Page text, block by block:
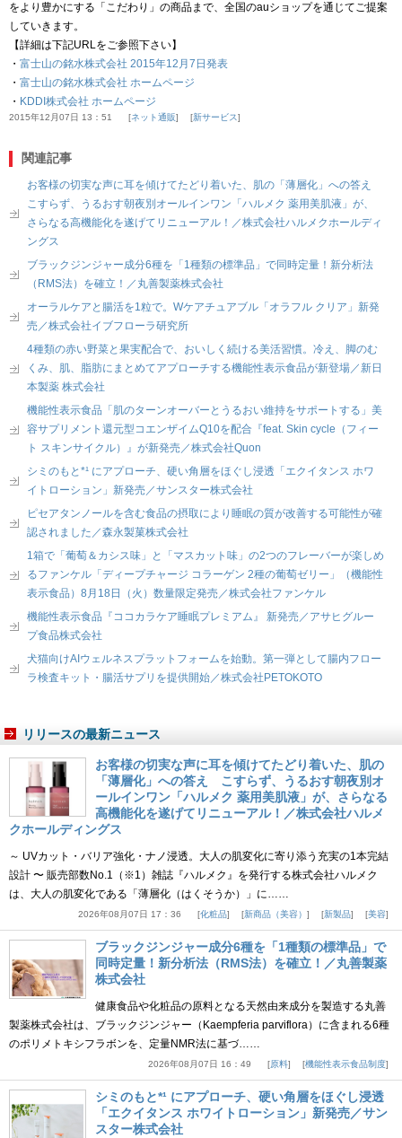
をより豊かにする「こだわり」の商品まで、全国のauショップを通じてご提案
していきます。
【詳細は下記URLをご参照下さい】
・ 富士山の銘水株式会社 2015年12月7日発表
・ 富士山の銘水株式会社 ホームページ
・ KDDI株式会社 ホームページ
2015年12月07日 13：51 ネット通販 新サービス
関連記事
お客様の切実な声に耳を傾けてたどり着いた、肌の「薄層化」への答え
こすらず、うるおす朝夜別オールインワン「ハルメク 薬用美肌液」が、
さらなる高機能化を遂げてリニューアル！／株式会社ハルメクホールディ
ングス
ブラックジンジャー成分6種を「1種類の標準品」で同時定量！新分析法
（RMS法）を確立！／丸善製薬株式会社
オーラルケアと腸活を1粒で。Wケアチュアブル「オラフル クリア」新発
売／株式会社イブフローラ研究所
4種類の赤い野菜と果実配合で、おいしく続ける美活習慣。冷え、脚のむ
くみ、肌、脂肪にまとめてアプローチする機能性表示食品が新登場／新日
本製薬 株式会社
機能性表示食品「肌のターンオーバーとうるおい維持をサポートする」美
容サプリメント還元型コエンザイムQ10を配合『feat. Skin cycle（フィー
ト スキンサイクル）』が新発売／株式会社Quon
シミのもと*¹ にアプローチ、硬い角層をほぐし浸透「エクイタンス ホワ
イトローション」新発売／サンスター株式会社
ピセアタンノールを含む食品の摂取により睡眠の質が改善する可能性が確
認されました／森永製菓株式会社
1箱で「葡萄＆カシス味」と「マスカット味」の2つのフレーバーが楽しめ
るファンケル「ディープチャージ コラーゲン 2種の葡萄ゼリー」（機能性
表示食品）8月18日（火）数量限定発売／株式会社ファンケル
機能性表示食品『ココカラケア睡眠プレミアム』 新発売／アサヒグルー
プ食品株式会社
犬猫向けAIウェルネスプラットフォームを始動。第一弾として腸内フロー
ラ検査キット・腸活サプリを提供開始／株式会社PETOKOTO
リリースの最新ニュース
お客様の切実な声に耳を傾けてたどり着いた、肌の
「薄層化」への答え こすらず、うるおす朝夜別オ
ールインワン「ハルメク 薬用美肌液」が、さらなる
高機能化を遂げてリニューアル！／株式会社ハルメ
クホールディングス
～ UVカット・バリア強化・ナノ浸透。大人の肌変化に寄り添う充実の1本完結
設計 〜 販売部数No.1（※1）雑誌『ハルメク』を発行する株式会社ハルメク
は、大人の肌変化である「薄層化（はくそうか）」に……
2026年08月07日 17：36 化粧品 新商品（美容） 新製品 美容
ブラックジンジャー成分6種を「1種類の標準品」で
同時定量！新分析法（RMS法）を確立！／丸善製薬
株式会社
健康食品や化粧品の原料となる天然由来成分を製造する丸善
製薬株式会社は、ブラックジンジャー（Kaempferia parviflora）に含まれる6種
のポリメトキシフラボンを、定量NMR法に基づ……
2026年08月07日 16：49 原料 機能性表示食品制度
シミのもと*¹ にアプローチ、硬い角層をほぐし浸透
「エクイタンス ホワイトローション」新発売／サン
スター株式会社